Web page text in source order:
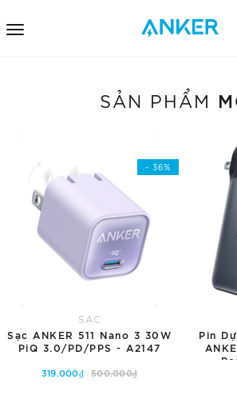
SẢN PHẨM
- 36%
SẠC
Sạc ANKER 511 Nano 3 30W
PiQ 3.0/PD/PPS - A2147
319.000₫ 500.000₫
Pin